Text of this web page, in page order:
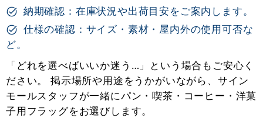
納期確認：在庫状況や出荷目安をご案内します。
仕様の確認：サイズ・素材・屋内外の使用可否な
ど。
「どれを選べばいいか迷う…」という場合もご安心く
ださい。 掲示場所や用途をうかがいながら、サイン
モールスタッフが一緒にパン・喫茶・コーヒー・洋菓
子用フラッグをお選びします。